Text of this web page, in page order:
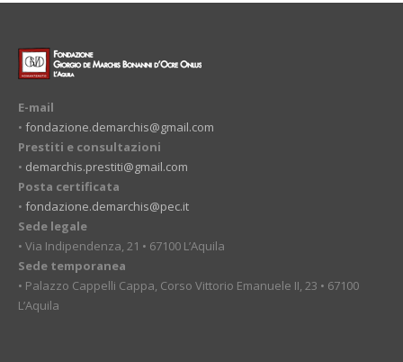
E-mail
• fondazione.demarchis@gmail.com
Prestiti e consultazioni
• demarchis.prestiti@gmail.com
Posta certificata
• fondazione.demarchis@pec.it
Sede legale
• Via Indipendenza, 21 • 67100 L’Aquila
Sede temporanea
• Palazzo Cappelli Cappa, Corso Vittorio Emanuele II, 23 • 67100
L’Aquila